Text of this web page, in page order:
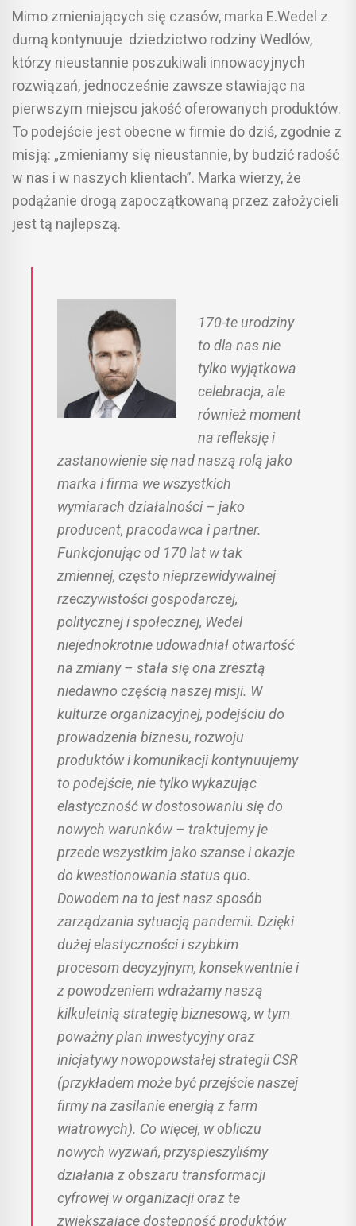
Mimo zmieniających się czasów, marka E.Wedel z
dumą kontynuuje dziedzictwo rodziny Wedlów,
którzy nieustannie poszukiwali innowacyjnych
rozwiązań, jednocześnie zawsze stawiając na
pierwszym miejscu jakość oferowanych produktów.
To podejście jest obecne w firmie do dziś, zgodnie z
misją: „zmieniamy się nieustannie, by budzić radość
w nas i w naszych klientach”. Marka wierzy, że
podążanie drogą zapoczątkowaną przez założycieli
jest tą najlepszą.
170-te urodziny
to dla nas nie
tylko wyjątkowa
celebracja, ale
również moment
na refleksję i
zastanowienie się nad naszą rolą jako
marka i firma we wszystkich
wymiarach działalności – jako
producent, pracodawca i partner.
Funkcjonując od 170 lat w tak
zmiennej, często nieprzewidywalnej
rzeczywistości gospodarczej,
politycznej i społecznej, Wedel
niejednokrotnie udowadniał otwartość
na zmiany – stała się ona zresztą
niedawno częścią naszej misji. W
kulturze organizacyjnej, podejściu do
prowadzenia biznesu, rozwoju
produktów i komunikacji kontynuujemy
to podejście, nie tylko wykazując
elastyczność w dostosowaniu się do
nowych warunków – traktujemy je
przede wszystkim jako szanse i okazje
do kwestionowania status quo.
Dowodem na to jest nasz sposób
zarządzania sytuacją pandemii. Dzięki
dużej elastyczności i szybkim
procesom decyzyjnym, konsekwentnie i
z powodzeniem wdrażamy naszą
kilkuletnią strategię biznesową, w tym
poważny plan inwestycyjny oraz
inicjatywy nowopowstałej strategii CSR
(przykładem może być przejście naszej
firmy na zasilanie energią z farm
wiatrowych). Co więcej, w obliczu
nowych wyzwań, przyspieszyliśmy
działania z obszaru transformacji
cyfrowej w organizacji oraz te
zwiększające dostępność produktów